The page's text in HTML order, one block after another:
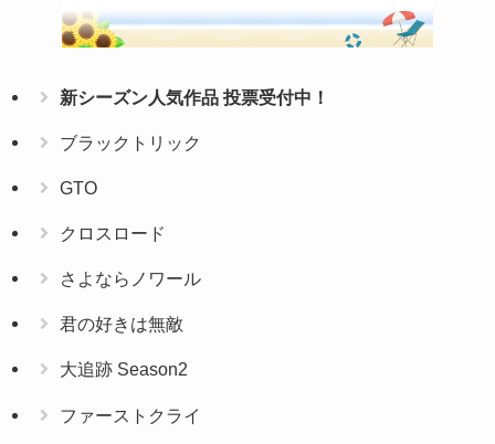
新シーズン人気作品 投票受付中！
ブラックトリック
GTO
クロスロード
さよならノワール
君の好きは無敵
大追跡 Season2
ファーストクライ